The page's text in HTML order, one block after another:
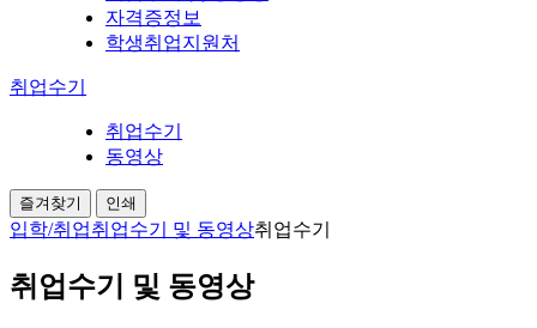
자격증정보
학생취업지원처
취업수기
취업수기
동영상
즐겨찾기 인쇄
입학/취업취업수기 및 동영상취업수기
취업수기 및 동영상